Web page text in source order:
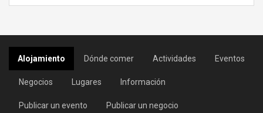
Alojamiento Dónde comer Actividades Eventos
Negocios Lugares Información
Publicar un evento Publicar un negocio